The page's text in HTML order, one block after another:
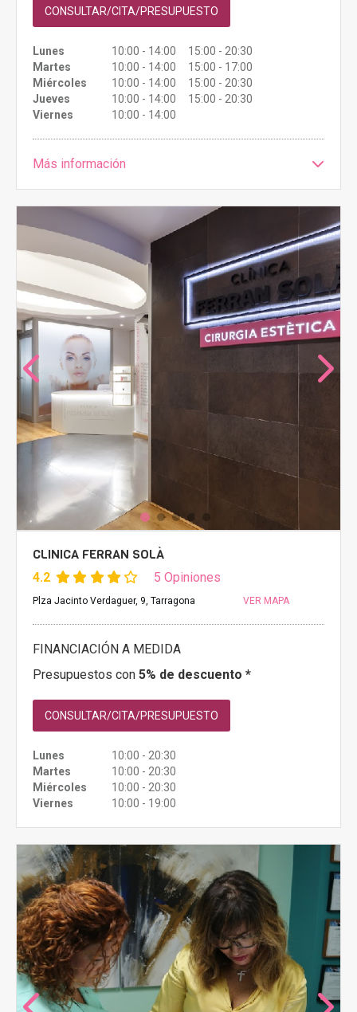
CONSULTAR/CITA/PRESUPUESTO
Lunes
10:00 - 14:00 15:00 - 20:30
Martes
10:00 - 14:00 15:00 - 17:00
Miércoles
10:00 - 14:00 15:00 - 20:30
Jueves
10:00 - 14:00 15:00 - 20:30
Viernes
10:00 - 14:00
Más información
CLINICA FERRAN SOLÀ
4.2 5 Opiniones
Plza Jacinto Verdaguer, 9, Tarragona VER MAPA
FINANCIACIÓN A MEDIDA
Presupuestos con 5% de descuento *
CONSULTAR/CITA/PRESUPUESTO
Lunes
10:00 - 20:30
Martes
10:00 - 20:30
Miércoles
10:00 - 20:30
Viernes
10:00 - 19:00